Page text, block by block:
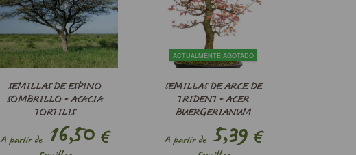
SEMILLAS DE ESPINO
SOMBRILLO - ACACIA
TORTILIS
A partir de16,50 €
ACTUALMENTE AGOTADO
SEMILLAS DE ARCE DE
TRIDENT - ACER
BUERGERIANUM
A partir de5,39 €